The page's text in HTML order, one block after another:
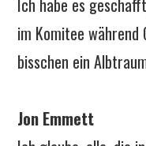
im Komitee während
bisschen ein
Jon Emmett